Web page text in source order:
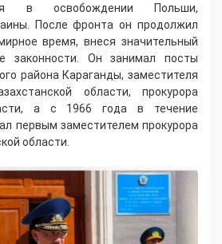
в освобождении Польши,
После фронта он продолжил
время, внеся значительный
законности. Он занимал посты
района Караганды, заместителя
области, прокурора
а с 1966 года в течение
первым заместителем прокурора
области.